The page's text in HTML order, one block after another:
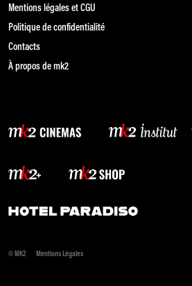
Mentions légales et CGU
Politique de confidentialité
Contacts
À propos de mk2
© MK2 Mentions Légales